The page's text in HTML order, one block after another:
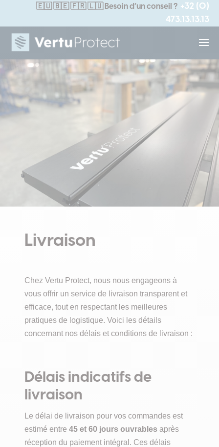
🇪🇺🇧🇪 🇫🇷 🇱🇺 Besoin d’un conseil ? +32 (0)
473.13.13.13
Livraison
Chez Vertu Protect, nous nous engageons à
vous offrir un service de livraison transparent et
efficace, tout en respectant les meilleures
pratiques de logistique. Voici les détails
concernant nos délais et conditions de livraison :
Délais indicatifs de
livraison
Le délai de livraison pour vos commandes est
estimé entre 45 et 60 jours ouvrables après
réception du paiement intégral. Ces délais